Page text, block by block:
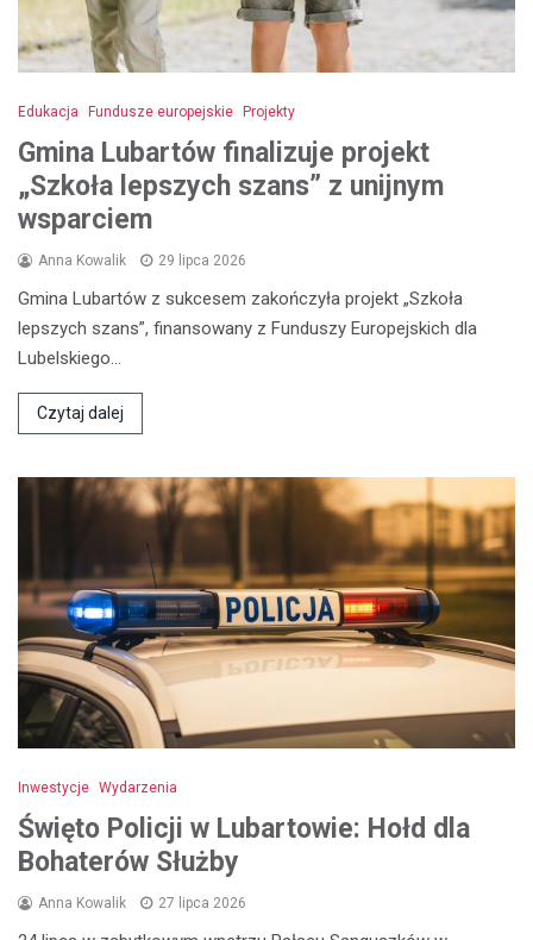
Edukacja Fundusze europejskie Projekty
Gmina Lubartów finalizuje projekt
„Szkoła lepszych szans” z unijnym
wsparciem
Anna Kowalik 29 lipca 2026
Gmina Lubartów z sukcesem zakończyła projekt „Szkoła
lepszych szans”, finansowany z Funduszy Europejskich dla
Lubelskiego…
Czytaj dalej
Inwestycje Wydarzenia
Święto Policji w Lubartowie: Hołd dla
Bohaterów Służby
Anna Kowalik 27 lipca 2026